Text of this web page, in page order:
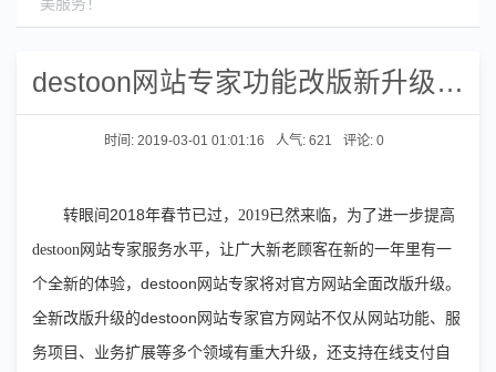
destoon网站专家功能改版新升级，强大功能为您提供更完美服务！
时间: 2019-03-01 01:01:16 人气: 621 评论: 0
转眼间 2018年春节已过，2019已然来临，为了进一步提高
destoon网站专家服务水平，让广大新老顾客在新的一年里有一
个全新的体验， destoon网站专家将对官方网站全面改版升级。
全新改版升级的destoon网站专家官方网站不仅从网站功能、服
务项目、业务扩展等多个领域有重大升级，还支持在线支付自